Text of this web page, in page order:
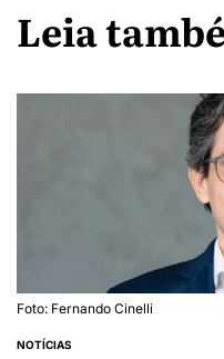
Leia
Foto: Fernando Cinelli
NOTÍCIAS